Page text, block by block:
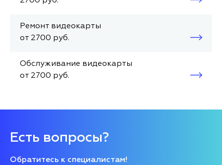
Ремонт видеокарты
от 2700 руб.
Обслуживание видеокарты
от 2700 руб.
Есть вопросы?
Обратитесь к специалистам!